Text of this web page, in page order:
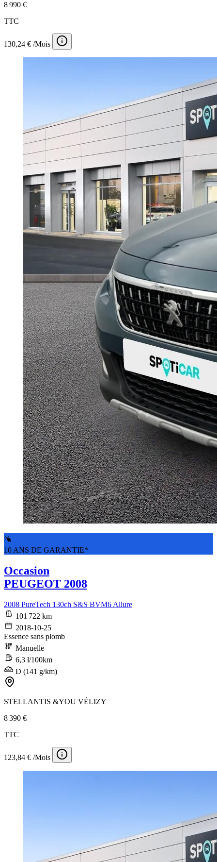
8 990 €
TTC
130,24 € /Mois
10 ANS DE GARANTIE*
Occasion
PEUGEOT 2008
2008 PureTech 130ch S&S BVM6 Allure
101 722 km
2018-10-25
Essence sans plomb
Manuelle
6,3 l/100km
D (141 g/km)
STELLANTIS &YOU VÉLIZY
8 390 €
TTC
123,84 € /Mois